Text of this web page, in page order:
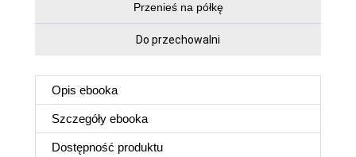
Przenieś na półkę
Do przechowalni
Opis ebooka
Szczegóły ebooka
Dostępność produktu